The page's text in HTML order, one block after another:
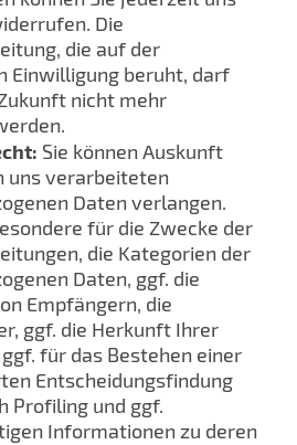
Die
die auf der
Einwilligung beruht, darf
nicht mehr
Sie können Auskunft
uns verarbeiteten
Daten verlangen.
für die Zwecke der
die Kategorien der
Daten, ggf. die
Empfängern, die
ggf. die Herkunft Ihrer
für das Bestehen einer
Entscheidungsfindung
Profiling und ggf.
Informationen zu deren